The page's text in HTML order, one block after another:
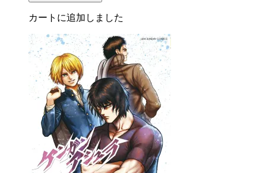
カートに追加しました